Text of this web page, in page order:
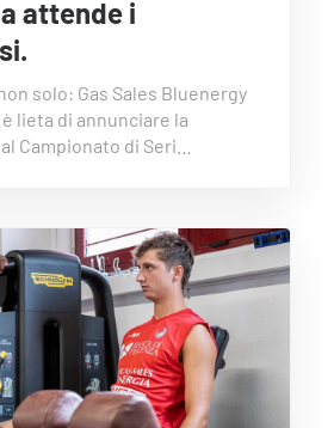
attende i
solo: Gas Sales Bluenergy
lieta di annunciare la
Campionato di Seri…